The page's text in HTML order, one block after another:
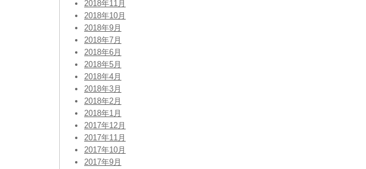
2018年11月
2018年10月
2018年9月
2018年7月
2018年6月
2018年5月
2018年4月
2018年3月
2018年2月
2018年1月
2017年12月
2017年11月
2017年10月
2017年9月